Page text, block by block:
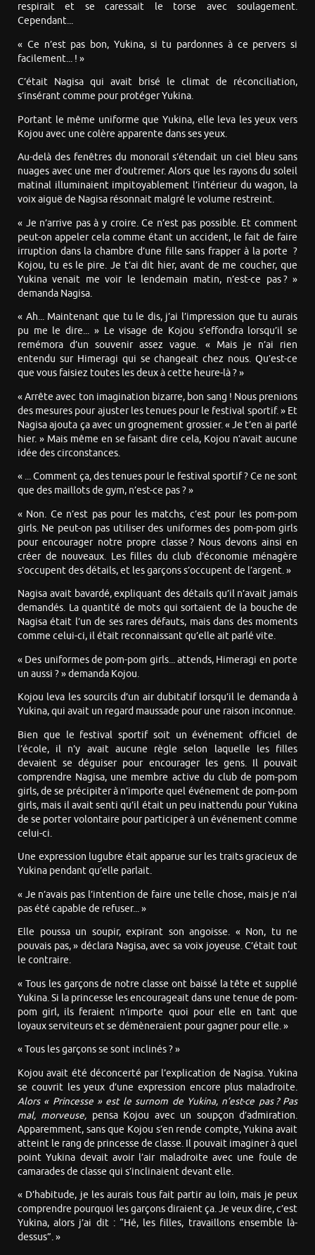
respirait et se caressait le torse avec soulagement.
Cependant...
« Ce n’est pas bon, Yukina, si tu pardonnes à ce pervers si
facilement... ! »
C’était Nagisa qui avait brisé le climat de réconciliation,
s’insérant comme pour protéger Yukina.
Portant le même uniforme que Yukina, elle leva les yeux vers
Kojou avec une colère apparente dans ses yeux.
Au-delà des fenêtres du monorail s’étendait un ciel bleu sans
nuages avec une mer d’outremer. Alors que les rayons du soleil
matinal illuminaient impitoyablement l’intérieur du wagon, la
voix aiguë de Nagisa résonnait malgré le volume restreint.
« Je n’arrive pas à y croire. Ce n’est pas possible. Et comment
peut-on appeler cela comme étant un accident, le fait de faire
irruption dans la chambre d’une fille sans frapper à la porte ?
Kojou, tu es le pire. Je t’ai dit hier, avant de me coucher, que
Yukina venait me voir le lendemain matin, n’est-ce pas ? »
demanda Nagisa.
« Ah... Maintenant que tu le dis, j’ai l’impression que tu aurais
pu me le dire... » Le visage de Kojou s’effondra lorsqu’il se
remémora d’un souvenir assez vague. « Mais je n’ai rien
entendu sur Himeragi qui se changeait chez nous. Qu’est-ce
que vous faisiez toutes les deux à cette heure-là ? »
« Arrête avec ton imagination bizarre, bon sang ! Nous prenions
des mesures pour ajuster les tenues pour le festival sportif. » Et
Nagisa ajouta ça avec un grognement grossier. « Je t’en ai parlé
hier. » Mais même en se faisant dire cela, Kojou n’avait aucune
idée des circonstances.
« ... Comment ça, des tenues pour le festival sportif ? Ce ne sont
que des maillots de gym, n’est-ce pas ? »
« Non. Ce n’est pas pour les matchs, c’est pour les pom-pom
girls. Ne peut-on pas utiliser des uniformes des pom-pom girls
pour encourager notre propre classe ? Nous devons ainsi en
créer de nouveaux. Les filles du club d’économie ménagère
s’occupent des détails, et les garçons s’occupent de l’argent. »
Nagisa avait bavardé, expliquant des détails qu’il n’avait jamais
demandés. La quantité de mots qui sortaient de la bouche de
Nagisa était l’un de ses rares défauts, mais dans des moments
comme celui-ci, il était reconnaissant qu’elle ait parlé vite.
« Des uniformes de pom-pom girls... attends, Himeragi en porte
un aussi ? » demanda Kojou.
Kojou leva les sourcils d’un air dubitatif lorsqu’il le demanda à
Yukina, qui avait un regard maussade pour une raison inconnue.
Bien que le festival sportif soit un événement officiel de
l’école, il n’y avait aucune règle selon laquelle les filles
devaient se déguiser pour encourager les gens. Il pouvait
comprendre Nagisa, une membre active du club de pom-pom
girls, de se précipiter à n’importe quel événement de pom-pom
girls, mais il avait senti qu’il était un peu inattendu pour Yukina
de se porter volontaire pour participer à un événement comme
celui-ci.
Une expression lugubre était apparue sur les traits gracieux de
Yukina pendant qu’elle parlait.
« Je n’avais pas l’intention de faire une telle chose, mais je n’ai
pas été capable de refuser... »
Elle poussa un soupir, expirant son angoisse. « Non, tu ne
pouvais pas, » déclara Nagisa, avec sa voix joyeuse. C’était tout
le contraire.
« Tous les garçons de notre classe ont baissé la tête et supplié
Yukina. Si la princesse les encourageait dans une tenue de pom-
pom girl, ils feraient n’importe quoi pour elle en tant que
loyaux serviteurs et se démèneraient pour gagner pour elle. »
« Tous les garçons se sont inclinés ? »
Kojou avait été déconcerté par l’explication de Nagisa. Yukina
se couvrit les yeux d’une expression encore plus maladroite.
Alors « Princesse » est le surnom de Yukina, n’est-ce pas ? Pas
mal, morveuse, pensa Kojou avec un soupçon d’admiration.
Apparemment, sans que Kojou s’en rende compte, Yukina avait
atteint le rang de princesse de classe. Il pouvait imaginer à quel
point Yukina devait avoir l’air maladroite avec une foule de
camarades de classe qui s’inclinaient devant elle.
« D’habitude, je les aurais tous fait partir au loin, mais je peux
comprendre pourquoi les garçons diraient ça. Je veux dire, c’est
Yukina, alors j’ai dit : “Hé, les filles, travaillons ensemble là-
dessus”. »